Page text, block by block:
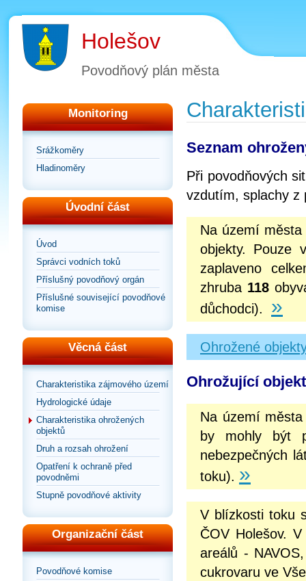
Holešov
Povodňový plán města
Monitoring
Srážkoměry
Hladinoměry
Úvodní část
Úvod
Správci vodních toků
Příslušný povodňový orgán
Příslušné související povodňové
komise
Věcná část
Charakteristika zájmového území
Hydrologické údaje
Charakteristika ohrožených
objektů
Druh a rozsah ohrožení
Opatření k ochraně před
povodněmi
Stupně povodňové aktivity
Organizační část
Povodňové komise
Seznam
Při povodňových
vzdutím, splachy z
Na území města
objekty. Pouze
zaplaveno
zhruba 118
důchodci). »
Ohrožené
Ohrožující
Na území
by mohly být
nebezpečných
toku). »
V blízkosti toku
ČOV Holešov.
areálů -
cukrovaru ve